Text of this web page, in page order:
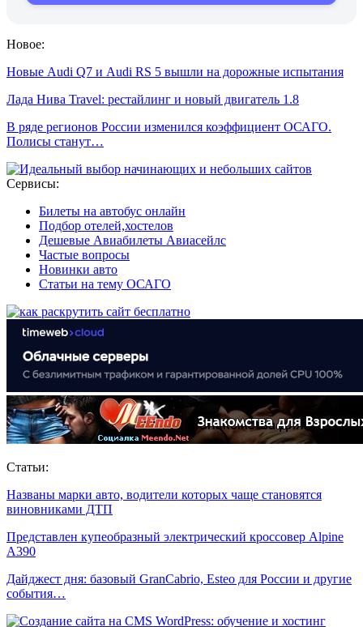
Новое:
Новые Audi Q7 и Audi RS 5 вышли на дорожные испытания
Лада Нива Travel: рестайлинг и новый двигатель 1.8
В ряде регионов России изменился коэффициент ОСАГО.
Полисы станут…
Сервисы:
Билеты на автобус онлайн
Подбор отелей,хостелов
Дешевые Авиабилеты Авиасейлс
Частые вопросы
Новинки авто
Статьи на тему ОСАГО
Статьи:
Названы марки авто, водители которых чаще становятся
виновниками ДТП
Представлен купеобразный электрический кроссовер Alpine
A390
Дайджест дня: базовый GranCabrio, Esteo для России и другие
события…